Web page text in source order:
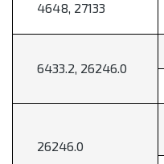
4648, 27133
6433.2, 26246.0
26246.0